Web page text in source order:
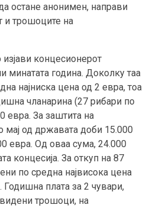
остане анонимен, направи
и трошоците на
концесионерот
минатата година. Доколку таа
најниска цена од 2 евра, тоа
чланарина (27 рибари по
евра. За заштита на
мај од државата доби 15.000
евра. Од оваа сума, 24.000
концесија. За откуп на 87
по средна највисока цена
плата за 2 чувари,
трошоци, на